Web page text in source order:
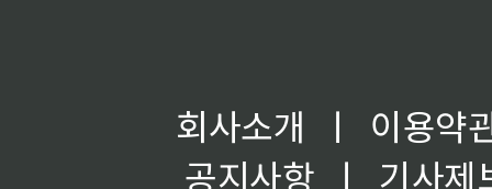
회사소개 ㅣ
이용약
공지사항
ㅣ
기사제